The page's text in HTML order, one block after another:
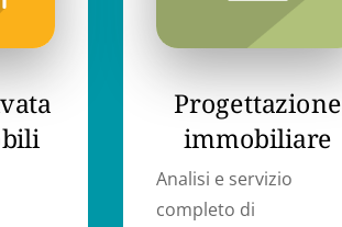
Progettazione
immobiliare
Analisi e servizio
completo di